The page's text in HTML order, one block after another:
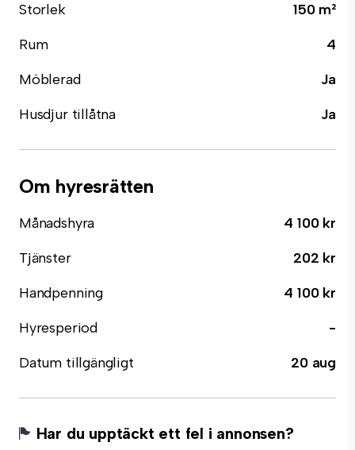
Storlek
150 m²
Rum
4
Möblerad
Ja
Husdjur tillåtna
Ja
Om hyresrätten
Månadshyra
4 100 kr
Tjänster
202 kr
Handpenning
4 100 kr
Hyresperiod
-
Datum tillgängligt
20 aug
Har du upptäckt ett fel i annonsen?